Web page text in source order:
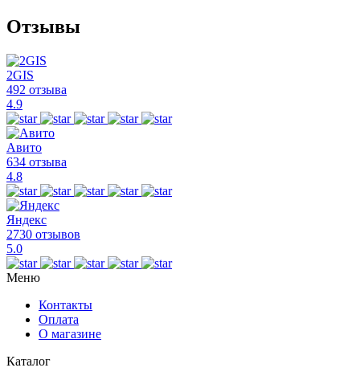
Отзывы
2GIS
492 отзыва
4.9
Авито
634 отзыва
4.8
Яндекс
2730 отзывов
5.0
Меню
Контакты
Оплата
О магазине
Каталог